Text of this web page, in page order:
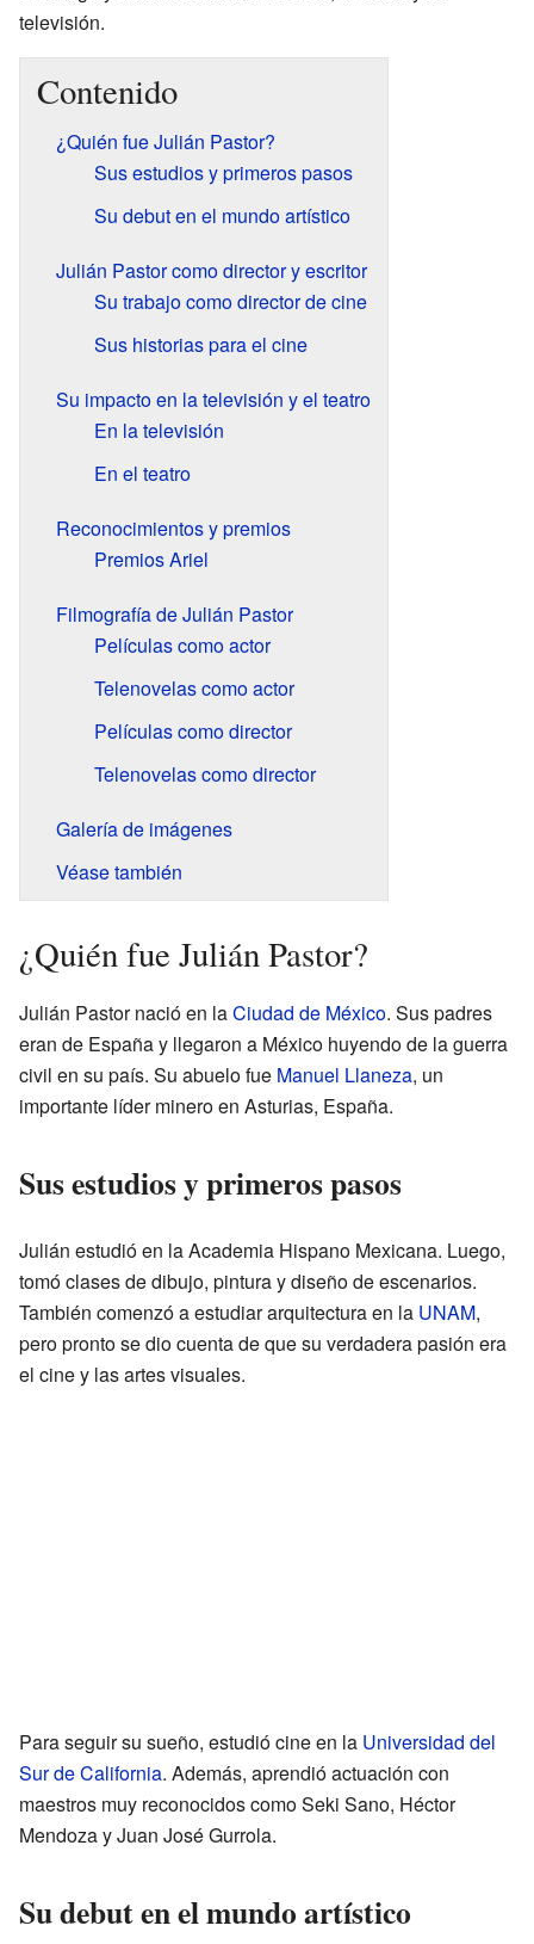
televisión.
Contenido
¿Quién fue Julián Pastor?
Sus estudios y primeros pasos
Su debut en el mundo artístico
Julián Pastor como director y escritor
Su trabajo como director de cine
Sus historias para el cine
Su impacto en la televisión y el teatro
En la televisión
En el teatro
Reconocimientos y premios
Premios Ariel
Filmografía de Julián Pastor
Películas como actor
Telenovelas como actor
Películas como director
Telenovelas como director
Galería de imágenes
Véase también
¿Quién fue Julián Pastor?
Julián Pastor nació en laCiudad de México. Sus padres
eran de España y llegaron a México huyendo de la guerra
civil en su país. Su abuelo fue Manuel Llaneza, un
importante líder minero en Asturias, España.
Sus estudios y primeros pasos
Julián estudió en la Academia Hispano Mexicana. Luego,
tomó clases de dibujo, pintura y diseño de escenarios.
También comenzó a estudiar arquitectura en la UNAM,
pero pronto se dio cuenta de que su verdadera pasión era
el cine y las artes visuales.
Para seguir su sueño, estudió cine en la Universidad del
Sur de California. Además, aprendió actuación con
maestros muy reconocidos como Seki Sano, Héctor
Mendoza y Juan José Gurrola.
Su debut en el mundo artístico